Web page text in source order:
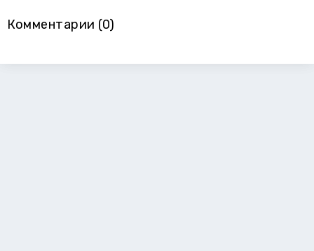
Комментарии (0)